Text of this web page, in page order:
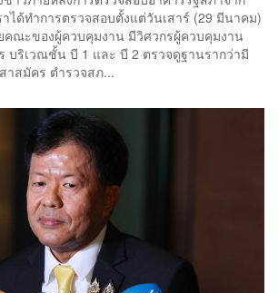
ได้ทำการตรวจสอบตั้งแต่วันเสาร์ (29 มีนาคม)
คณะของผู้ควบคุมงาน มีวิศวกรผู้ควบคุมงาน
บริเวณชั้น บี 1 และ บี 2 ตรวจดูฐานรากว่ามี
สมัคร ตำรวจสภ...